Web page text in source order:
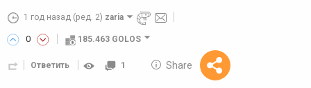
1 год назад (ред. 2) zaria
0 185.463 GOLOS
Ответить 1 Share
Reward
10 GOLOS